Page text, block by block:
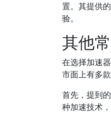
置。其提供
验。
其他
在选择加速
市面上有多
首先，提到
种加速技术